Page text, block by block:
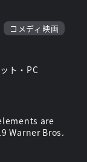
コメディ映画
ト・PC
are
Warner Bros.